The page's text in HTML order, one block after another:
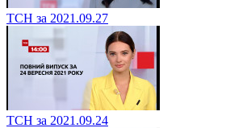
ТСН за 2021.09.27
ТСН за 2021.09.24